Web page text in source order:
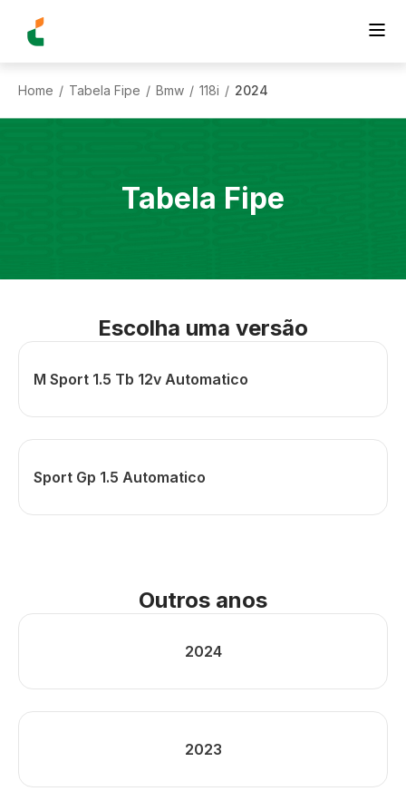
Home / Tabela Fipe / Bmw / 118i / 2024
Tabela Fipe
Escolha uma versão
M Sport 1.5 Tb 12v Automatico
Sport Gp 1.5 Automatico
Outros anos
2024
2023